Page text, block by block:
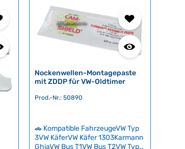
Nockenwellen-Montagepaste
mit ZDDP für VW-Oldtimer
Prod.-Nr.: 50890
🚗 Kompatible FahrzeugeVW Typ
3VW KäferVW Käfer 1303Karmann
GhiaVW Bus T1VW Bus T2VW Typ